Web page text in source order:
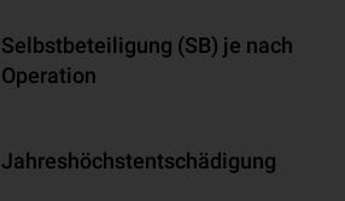
Selbstbeteiligung (SB) je nach
Operation
Jahreshöchstentschädigung